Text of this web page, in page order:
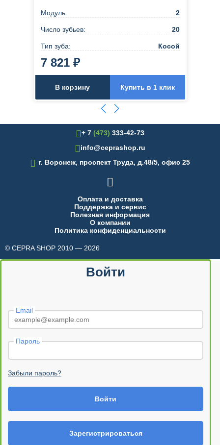
Модуль: 2
Число зубьев: 20
Тип зуба: Косой
7 821 ₽
В корзину Купить в 1 клик
+ 7 (473) 333-42-73
info@ceprashop.ru
 г. Воронеж, проспект Труда, д.48/5, офис 25

Оплата и доставка
Поддержка и сервис
Полезная информация
О компании
Политика конфиденциальности
© CEPRA SHOP 2010 — 2026
Войти
Email
Пароль
Забыли пароль?
Войти
Зарегистрироваться